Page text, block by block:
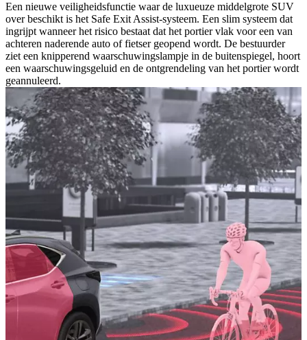
Een nieuwe veiligheidsfunctie waar de luxueuze middelgrote SUV
over beschikt is het Safe Exit Assist-systeem. Een slim systeem dat
ingrijpt wanneer het risico bestaat dat het portier vlak voor een van
achteren naderende auto of fietser geopend wordt. De bestuurder
ziet een knipperend waarschuwingslampje in de buitenspiegel, hoort
een waarschuwingsgeluid en de ontgrendeling van het portier wordt
geannuleerd.